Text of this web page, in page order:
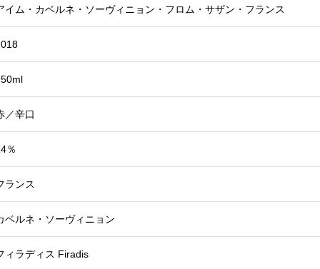
イム・カベルネ・ソーヴィニョン・フロム・サザン・フランス
／辛口
％
ランス
ベルネ・ソーヴィニョン
ィラディス Firadis